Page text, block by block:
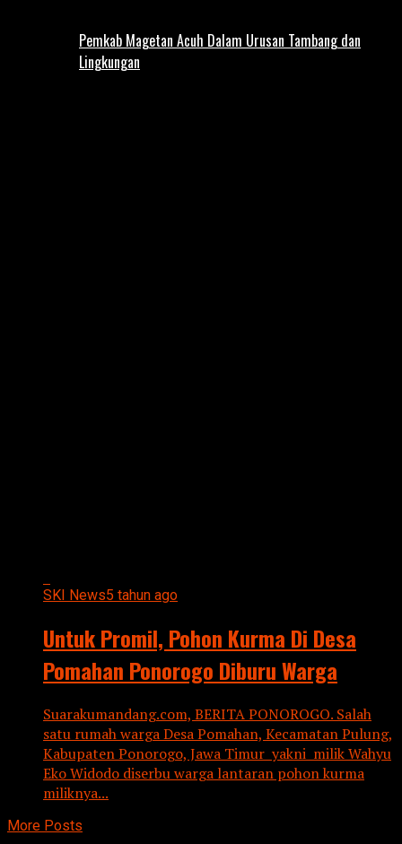
Pemkab Magetan Acuh Dalam Urusan Tambang dan
Lingkungan
SKI News5 tahun ago
Untuk Promil, Pohon Kurma Di Desa
Pomahan Ponorogo Diburu Warga
Suarakumandang.com, BERITA PONOROGO. Salah
satu rumah warga Desa Pomahan, Kecamatan Pulung,
Kabupaten Ponorogo, Jawa Timur yakni milik Wahyu
Eko Widodo diserbu warga lantaran pohon kurma
miliknya...
More Posts